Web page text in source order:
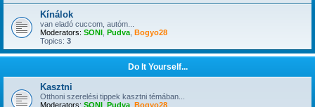
Kínálok
van eladó cuccom, autóm...
Moderators: SONI Pudva Bogyo28
Topics: 3
Do It Yourself...
Kasztni
Otthoni szerelési tippek kasztni témában...
Moderators: SONI Pudva Bogyo28